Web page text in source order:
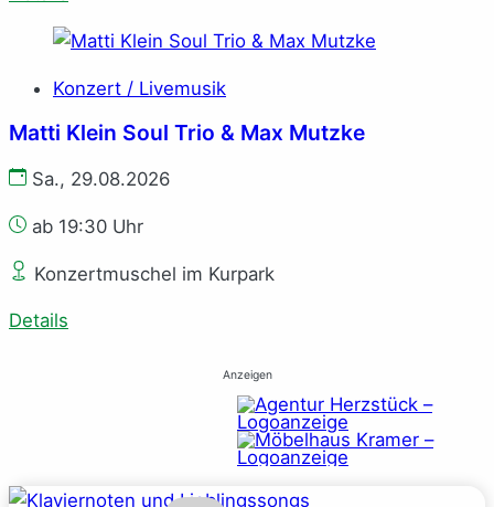
Konzert / Livemusik
Matti Klein Soul Trio & Max Mutzke
Sa., 29.08.2026
ab 19:30 Uhr
Konzertmuschel im Kurpark
Details
Anzeigen